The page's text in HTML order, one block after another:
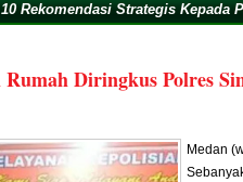
Rekomendasi Strategis Kepada
Diringkus Polres
Medan